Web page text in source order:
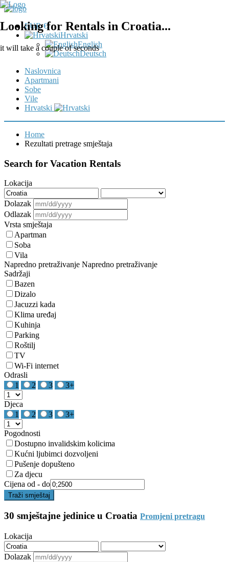
EUR €
Hrvatski
English
Deutsch
Naslovnica
Apartmani
Sobe
Vile
Hrvatski
Looking for Rentals in Croatia...
it will take a couple of seconds
Home
Rezultati pretrage smještaja
Search for Vacation Rentals
Lokacija
Dolazak
Odlazak
Vrsta smještaja
Apartman
Soba
Vila
Napredno pretraživanje Napredno pretraživanje
Sadržaji
Bazen
Dizalo
Jacuzzi kada
Klima uređaj
Kuhinja
Parking
Roštilj
TV
Wi-Fi internet
Odrasli
1
2 3 3+
Djeca
1
2 3 3+
Pogodnosti
Dostupno invalidskim kolicima
Kućni ljubimci dozvoljeni
Pušenje dopušteno
Za djecu
Cijena od - do
Traži smještaj
30 smještajne jedinice u Croatia Promjeni pretragu
Lokacija
Dolazak